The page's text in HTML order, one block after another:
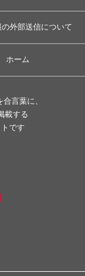
外部送信について
ホーム
言葉に、
載する
です